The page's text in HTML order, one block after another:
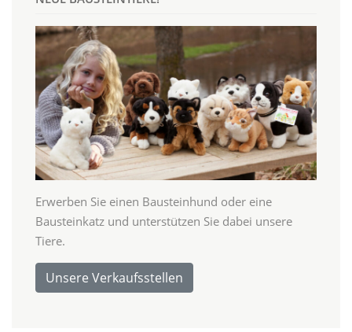
Erwerben Sie einen Bausteinhund oder eine
Bausteinkatz und unterstützen Sie dabei unsere
Tiere.
Unsere Verkaufsstellen